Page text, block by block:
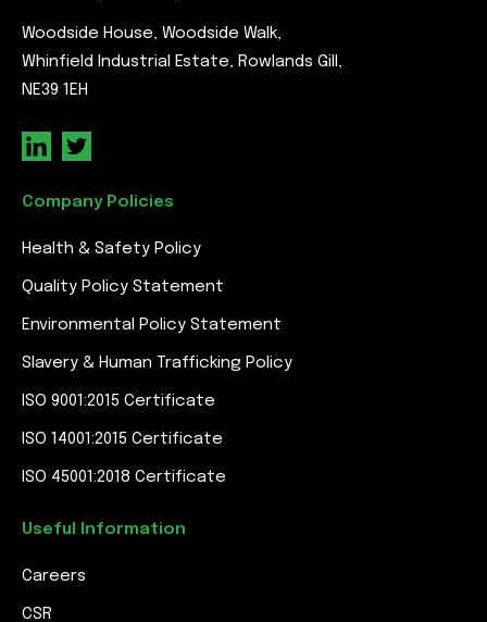
Woodside House, Woodside Walk,
Whinfield Industrial Estate, Rowlands Gill,
NE39 1EH
Company Policies
Health & Safety Policy
Quality Policy Statement
Environmental Policy Statement
Slavery & Human Trafficking Policy
ISO 9001:2015 Certificate
ISO 14001:2015 Certificate
ISO 45001:2018 Certificate
Useful Information
Careers
CSR